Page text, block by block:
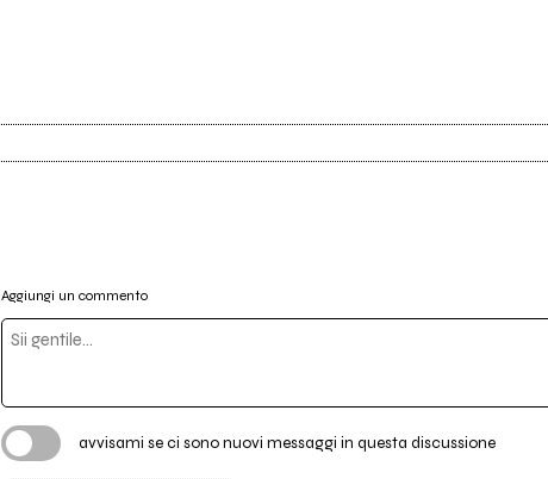
Aggiungi un commento
avvisami se ci sono nuovi messaggi in questa discussione